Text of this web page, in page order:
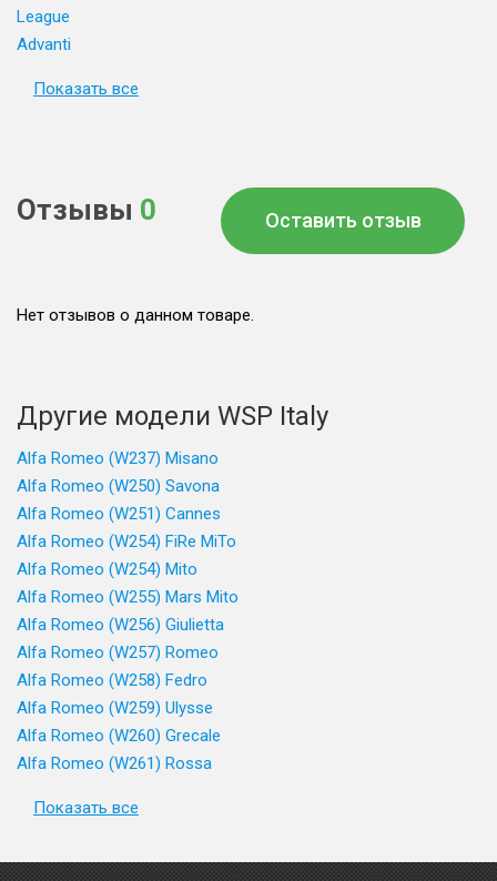
League
Advanti
Показать все
Отзывы 0 Оставить отзыв
Нет отзывов о данном товаре.
Другие модели WSP Italy
Alfa Romeo (W237) Misano
Alfa Romeo (W250) Savona
Alfa Romeo (W251) Cannes
Alfa Romeo (W254) FiRe MiTo
Alfa Romeo (W254) Mito
Alfa Romeo (W255) Mars Mito
Alfa Romeo (W256) Giulietta
Alfa Romeo (W257) Romeo
Alfa Romeo (W258) Fedro
Alfa Romeo (W259) Ulysse
Alfa Romeo (W260) Grecale
Alfa Romeo (W261) Rossa
Показать все